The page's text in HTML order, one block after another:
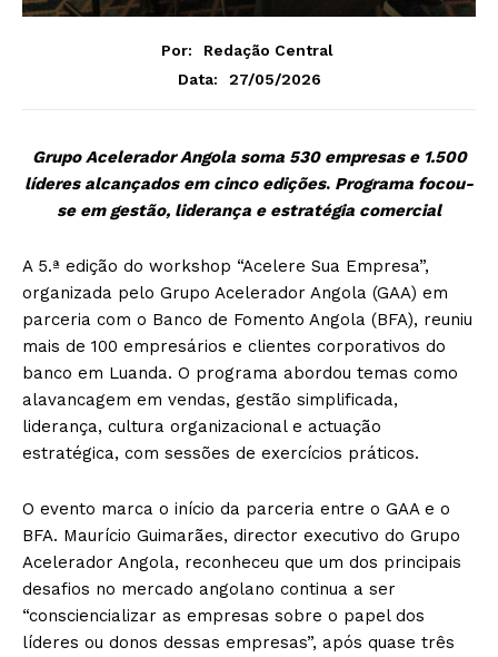
Por:
Redação Central
Data:
27/05/2026
Grupo Acelerador Angola soma 530 empresas e 1.500
líderes alcançados em cinco edições. Programa focou-
se em gestão, liderança e estratégia comercial
A 5.ª edição do workshop “Acelere Sua Empresa”,
organizada pelo Grupo Acelerador Angola (GAA) em
parceria com o Banco de Fomento Angola (BFA), reuniu
mais de 100 empresários e clientes corporativos do
banco em Luanda. O programa abordou temas como
alavancagem em vendas, gestão simplificada,
liderança, cultura organizacional e actuação
estratégica, com sessões de exercícios práticos.
O evento marca o início da parceria entre o GAA e o
BFA. Maurício Guimarães, director executivo do Grupo
Acelerador Angola, reconheceu que um dos principais
desafios no mercado angolano continua a ser
“consciencializar as empresas sobre o papel dos
líderes ou donos dessas empresas”, após quase três